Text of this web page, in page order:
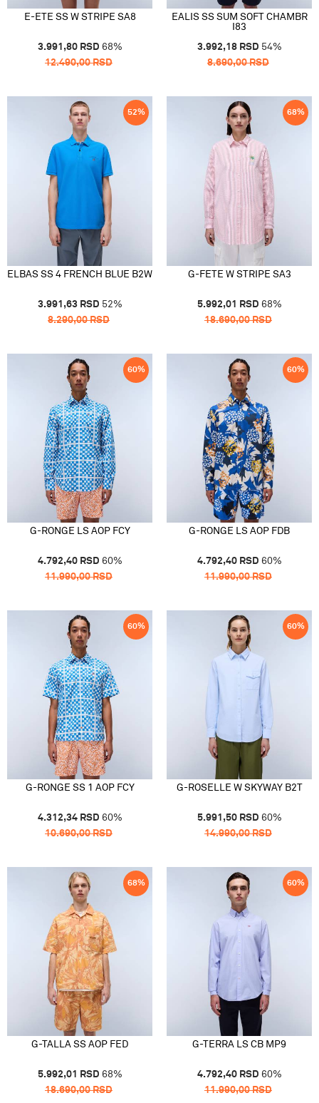
E-ETE SS W STRIPE SA8
3.991,80 RSD 68%
12.490,00RSD
EALIS SS SUM SOFT CHAMBR
I83
3.992,18 RSD 54%
8.690,00RSD
52%
ELBAS SS 4 FRENCH BLUE B2W
3.991,63 RSD 52%
8.290,00RSD
68%
G-FETE W STRIPE SA3
5.992,01 RSD 68%
18.690,00RSD
60%
G-RONGE LS AOP FCY
4.792,40 RSD 60%
11.990,00RSD
60%
G-RONGE LS AOP FDB
4.792,40 RSD 60%
11.990,00RSD
60%
G-RONGE SS 1 AOP FCY
4.312,34 RSD 60%
10.690,00RSD
60%
G-ROSELLE W SKYWAY B2T
5.991,50 RSD 60%
14.990,00RSD
68%
G-TALLA SS AOP FED
5.992,01 RSD 68%
18.690,00RSD
60%
G-TERRA LS CB MP9
4.792,40 RSD 60%
11.990,00RSD